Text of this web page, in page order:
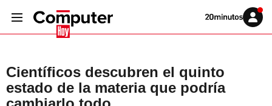
Volver
Iniciar
sesión
Científicos descubren el quinto
estado de la materia que podría